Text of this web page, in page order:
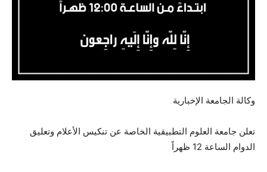
وكالة الجامعة الإخبارية
تعلن جامعة العلوم التطبيقية الخاصة عن تنكيس الأعلام وتعليق
الدوام الساعة 12 ظهراً